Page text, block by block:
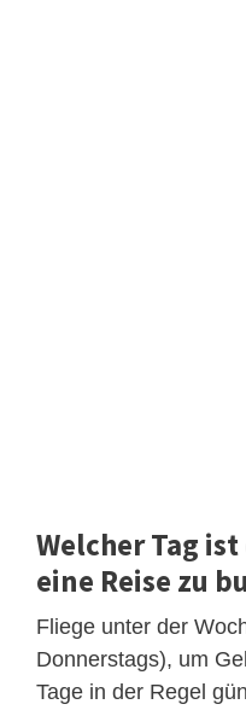
Welcher Tag
eine Reise zu
Fliege unter der
Donnerstags), um
Tage in der Regel